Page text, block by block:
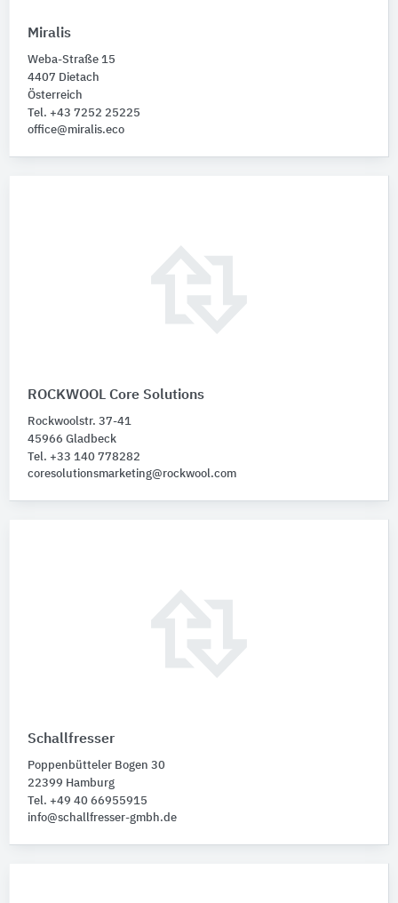
Miralis
Weba-Straße 15
4407 Dietach
Österreich
Tel. +43 7252 25225
office@miralis.eco
ROCKWOOL Core Solutions
Rockwoolstr. 37-41
45966 Gladbeck
Tel. +33 140 778282
coresolutionsmarketing@rockwool.com
Schallfresser
Poppenbütteler Bogen 30
22399 Hamburg
Tel. +49 40 66955915
info@schallfresser-gmbh.de